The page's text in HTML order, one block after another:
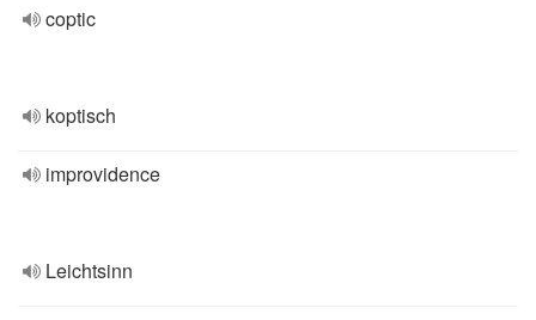
coptic
koptisch
improvidence
Leichtsinn